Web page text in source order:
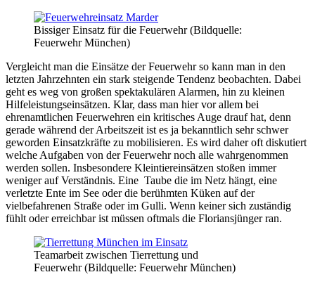
Bissiger Einsatz für die Feuerwehr (Bildquelle:
Feuerwehr München)
Vergleicht man die Einsätze der Feuerwehr so kann man in den
letzten Jahrzehnten ein stark steigende Tendenz beobachten. Dabei
geht es weg von großen spektakulären Alarmen, hin zu kleinen
Hilfeleistungseinsätzen. Klar, dass man hier vor allem bei
ehrenamtlichen Feuerwehren ein kritisches Auge drauf hat, denn
gerade während der Arbeitszeit ist es ja bekanntlich sehr schwer
geworden Einsatzkräfte zu mobilisieren. Es wird daher oft diskutiert
welche Aufgaben von der Feuerwehr noch alle wahrgenommen
werden sollen. Insbesondere Kleintiereinsätzen stoßen immer
weniger auf Verständnis. Eine Taube die im Netz hängt, eine
verletzte Ente im See oder die berühmten Küken auf der
vielbefahrenen Straße oder im Gulli. Wenn keiner sich zuständig
fühlt oder erreichbar ist müssen oftmals die Floriansjünger ran.
Teamarbeit zwischen Tierrettung und
Feuerwehr (Bildquelle: Feuerwehr München)